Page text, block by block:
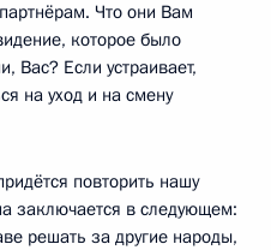
Что они Вам
которое было
Вас? Если устраивает,
на уход и на смену
повторить нашу
заключается в следующем:
решать за другие народы,